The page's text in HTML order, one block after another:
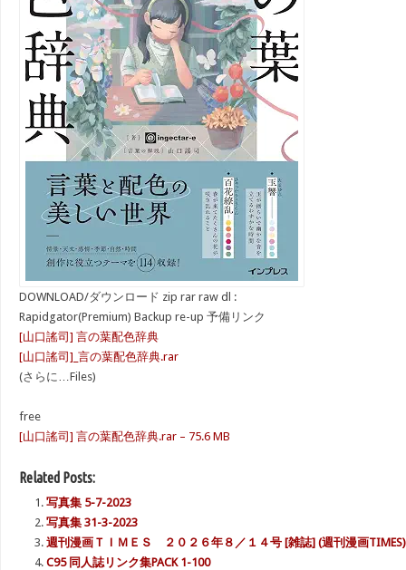
DOWNLOAD/ダウンロード zip rar raw dl :
Rapidgator(Premium) Backup re-up 予備リンク
[山口謠司] 言の葉配色辞典
[山口謠司]_言の葉配色辞典.rar
(さらに…Files)
free
[山口謠司] 言の葉配色辞典.rar – 75.6 MB
Related Posts:
写真集 5-7-2023
写真集 31-3-2023
週刊漫画ＴＩＭＥＳ ２０２６年８／１４号 [雑誌] (週刊漫画TIMES)
C95 同人誌リンク集PACK 1-100